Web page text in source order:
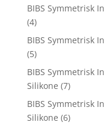
BIBS Symmetrisk
(4)
BIBS Symmetrisk
(5)
BIBS Symmetrisk
Silikone (7)
BIBS Symmetrisk
Silikone (6)